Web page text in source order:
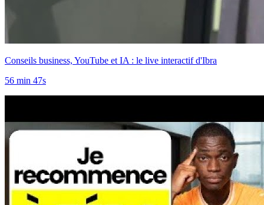
Conseils business, YouTube et IA : le live interactif d'Ibra
56 min 47s